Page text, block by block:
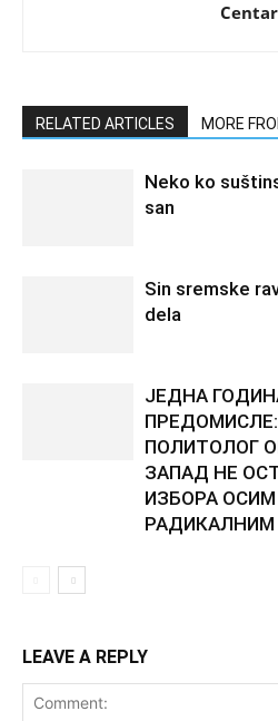
Centar
RELATED ARTICLES MORE
Neko ko
san
Sin sremske
dela
ЈЕДНА
ПОЛИТОЛОГ
ЗАПАД НЕ
ИЗБОРА
LEAVE A REPLY